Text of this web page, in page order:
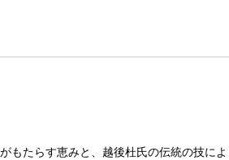
もたらす恵みと、越後杜氏の伝統の技に